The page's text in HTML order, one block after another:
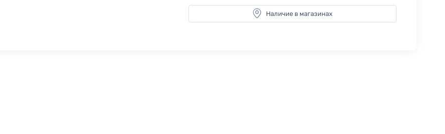
Наличие в магазинах